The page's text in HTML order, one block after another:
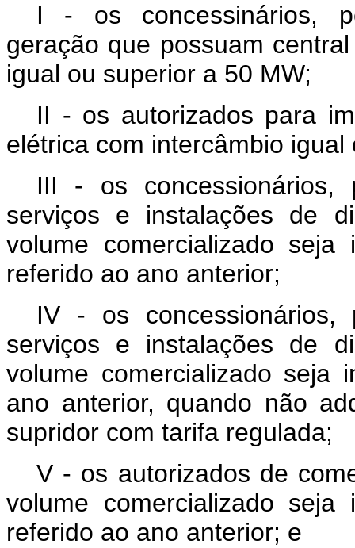
I - os concessinários,
geração que possuam
igual ou superior a 50 MW;
II - os autorizados para
elétrica com intercâmbio
III - os concessionários,
serviços e instalações de
volume comercializado
referido ao ano anterior;
IV - os concessionários,
serviços e instalações de
volume comercializado seja
ano anterior, quando não
supridor com tarifa regulada;
V - os autorizados de
volume comercializado
referido ao ano anterior; e